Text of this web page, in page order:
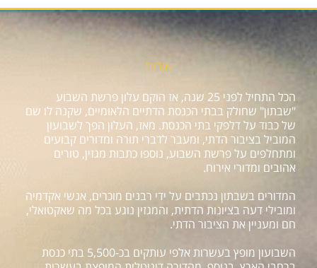
אודות
הכל התחיל לפני 25 שנה, אז הוקם עלון פרשת השבוע
"שבתון" שחולק בבתי הכנסת הדתיים הלאומיים, שקנה לו שם
של כבוד על דלפקי בתי הכנסת. מאז, העלון הפך לשבועון
המוביל בציבור הדתי, ומעבר לדברי תורה ומדורים קבועים
ומתחלפים על פרשת השבוע, נוספו כתבות מגזין, טורים
אהובים ומדורי אירוח.
המדורים בשבתון נכתבים על ידי רבנים מוכרים, אנשי אקדמיה
ומובילי דעה בציונות הדתית, והמגזין נוגע בכל מה שאקטואלי,
חם ומעניין את הציבור הדתי.
השבועון מופץ בעשרות אלפי עותקים בכ-5,500 בתי כנסת